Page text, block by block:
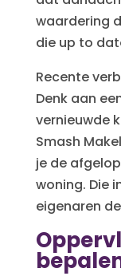
waardering
die up to
Recente
Denk aan
vernieuwde
Smash
je de
woning. Die
eigenaren